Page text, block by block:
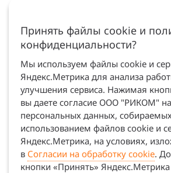
Принять файлы cookie и
конфиденциальности?
Мы используем файлы cookie и
Яндекс.Метрика для анализа
улучшения сервиса. Нажимая
вы даете согласие ООО "РИКОМ"
персональных данных,
использованием файлов cookie и
Яндекс.Метрика, на условиях,
в Согласии на обработку cookie.
кнопки «Принять»